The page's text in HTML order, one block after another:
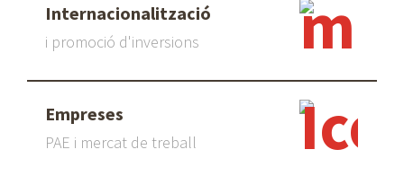
Internacionalització
i promoció d'inversions
Empreses
PAE i mercat de treball